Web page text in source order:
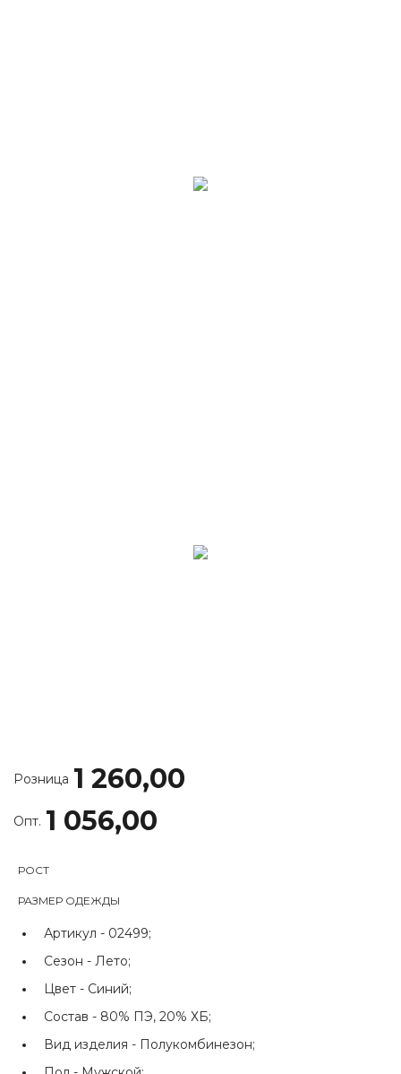
Розница 1 260,00
Опт. 1 056,00
РОСТ
РАЗМЕР ОДЕЖДЫ
Артикул - 02499;
Сезон - Лето;
Цвет - Синий;
Состав - 80% ПЭ, 20% ХБ;
Вид изделия - Полукомбинезон;